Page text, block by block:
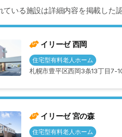
いる施設は詳細内容を掲載した
イリーゼ 西岡
住宅型有料老人ホーム
札幌市豊平区西岡3条13丁目7-
イリーゼ 宮の森
住宅型有料老人ホーム